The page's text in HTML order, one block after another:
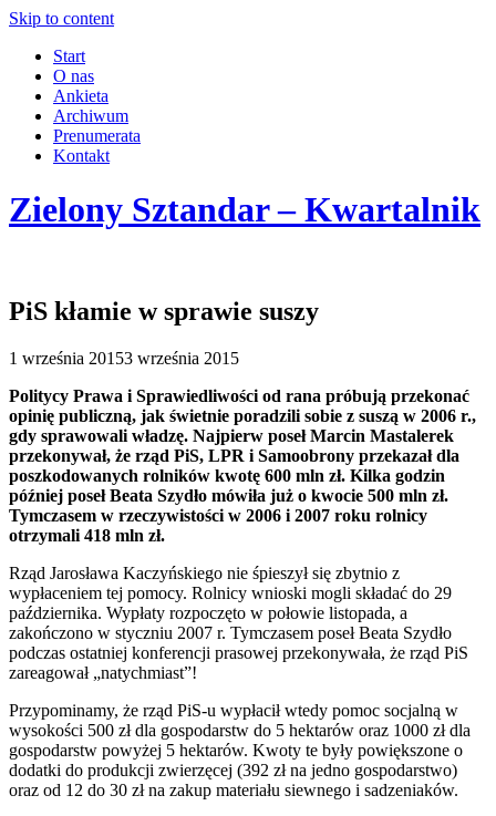
Skip to content
Start
O nas
Ankieta
Archiwum
Prenumerata
Kontakt
Zielony Sztandar – Kwartalnik
PiS kłamie w sprawie suszy
1 września 20153 września 2015
Politycy Prawa i Sprawiedliwości od rana próbują przekonać
opinię publiczną, jak świetnie poradzili sobie z suszą w 2006 r.,
gdy sprawowali władzę. Najpierw poseł Marcin Mastalerek
przekonywał, że rząd PiS, LPR i Samoobrony przekazał dla
poszkodowanych rolników kwotę 600 mln zł. Kilka godzin
później poseł Beata Szydło mówiła już o kwocie 500 mln zł.
Tymczasem w rzeczywistości w 2006 i 2007 roku rolnicy
otrzymali 418 mln zł.
Rząd Jarosława Kaczyńskiego nie śpieszył się zbytnio z
wypłaceniem tej pomocy. Rolnicy wnioski mogli składać do 29
października. Wypłaty rozpoczęto w połowie listopada, a
zakończono w styczniu 2007 r. Tymczasem poseł Beata Szydło
podczas ostatniej konferencji prasowej przekonywała, że rząd PiS
zareagował „natychmiast”!
Przypominamy, że rząd PiS-u wypłacił wtedy pomoc socjalną w
wysokości 500 zł dla gospodarstw do 5 hektarów oraz 1000 zł dla
gospodarstw powyżej 5 hektarów. Kwoty te były powiększone o
dodatki do produkcji zwierzęcej (392 zł na jedno gospodarstwo)
oraz od 12 do 30 zł na zakup materiału siewnego i sadzeniaków.